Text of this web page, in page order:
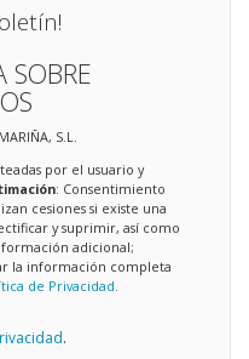
SOBRE
S.L.
por el usuario y
: Consentimiento
cesiones si existe una
y suprimir, así como
adicional;
la información completa
de Privacidad
.